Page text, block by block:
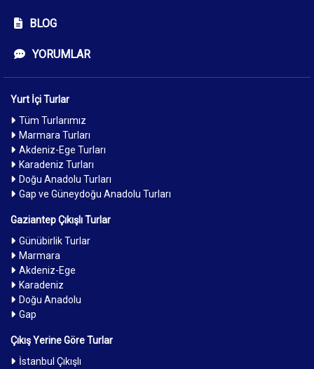
BLOG
YORUMLAR
Yurt İçi Turlar
Tüm Turlarımız
Marmara Turları
Akdeniz-Ege Turları
Karadeniz Turları
Doğu Anadolu Turları
Gap ve Güneydoğu Anadolu Turları
Gaziantep Çıkışlı Turlar
Günübirlik Turlar
Marmara
Akdeniz-Ege
Karadeniz
Doğu Anadolu
Gap
Çıkış Yerine Göre Turlar
İstanbul Çıkışlı